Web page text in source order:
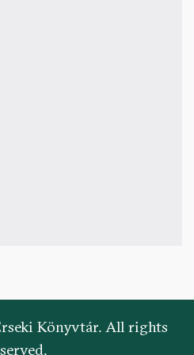
Könyvtár. All rights